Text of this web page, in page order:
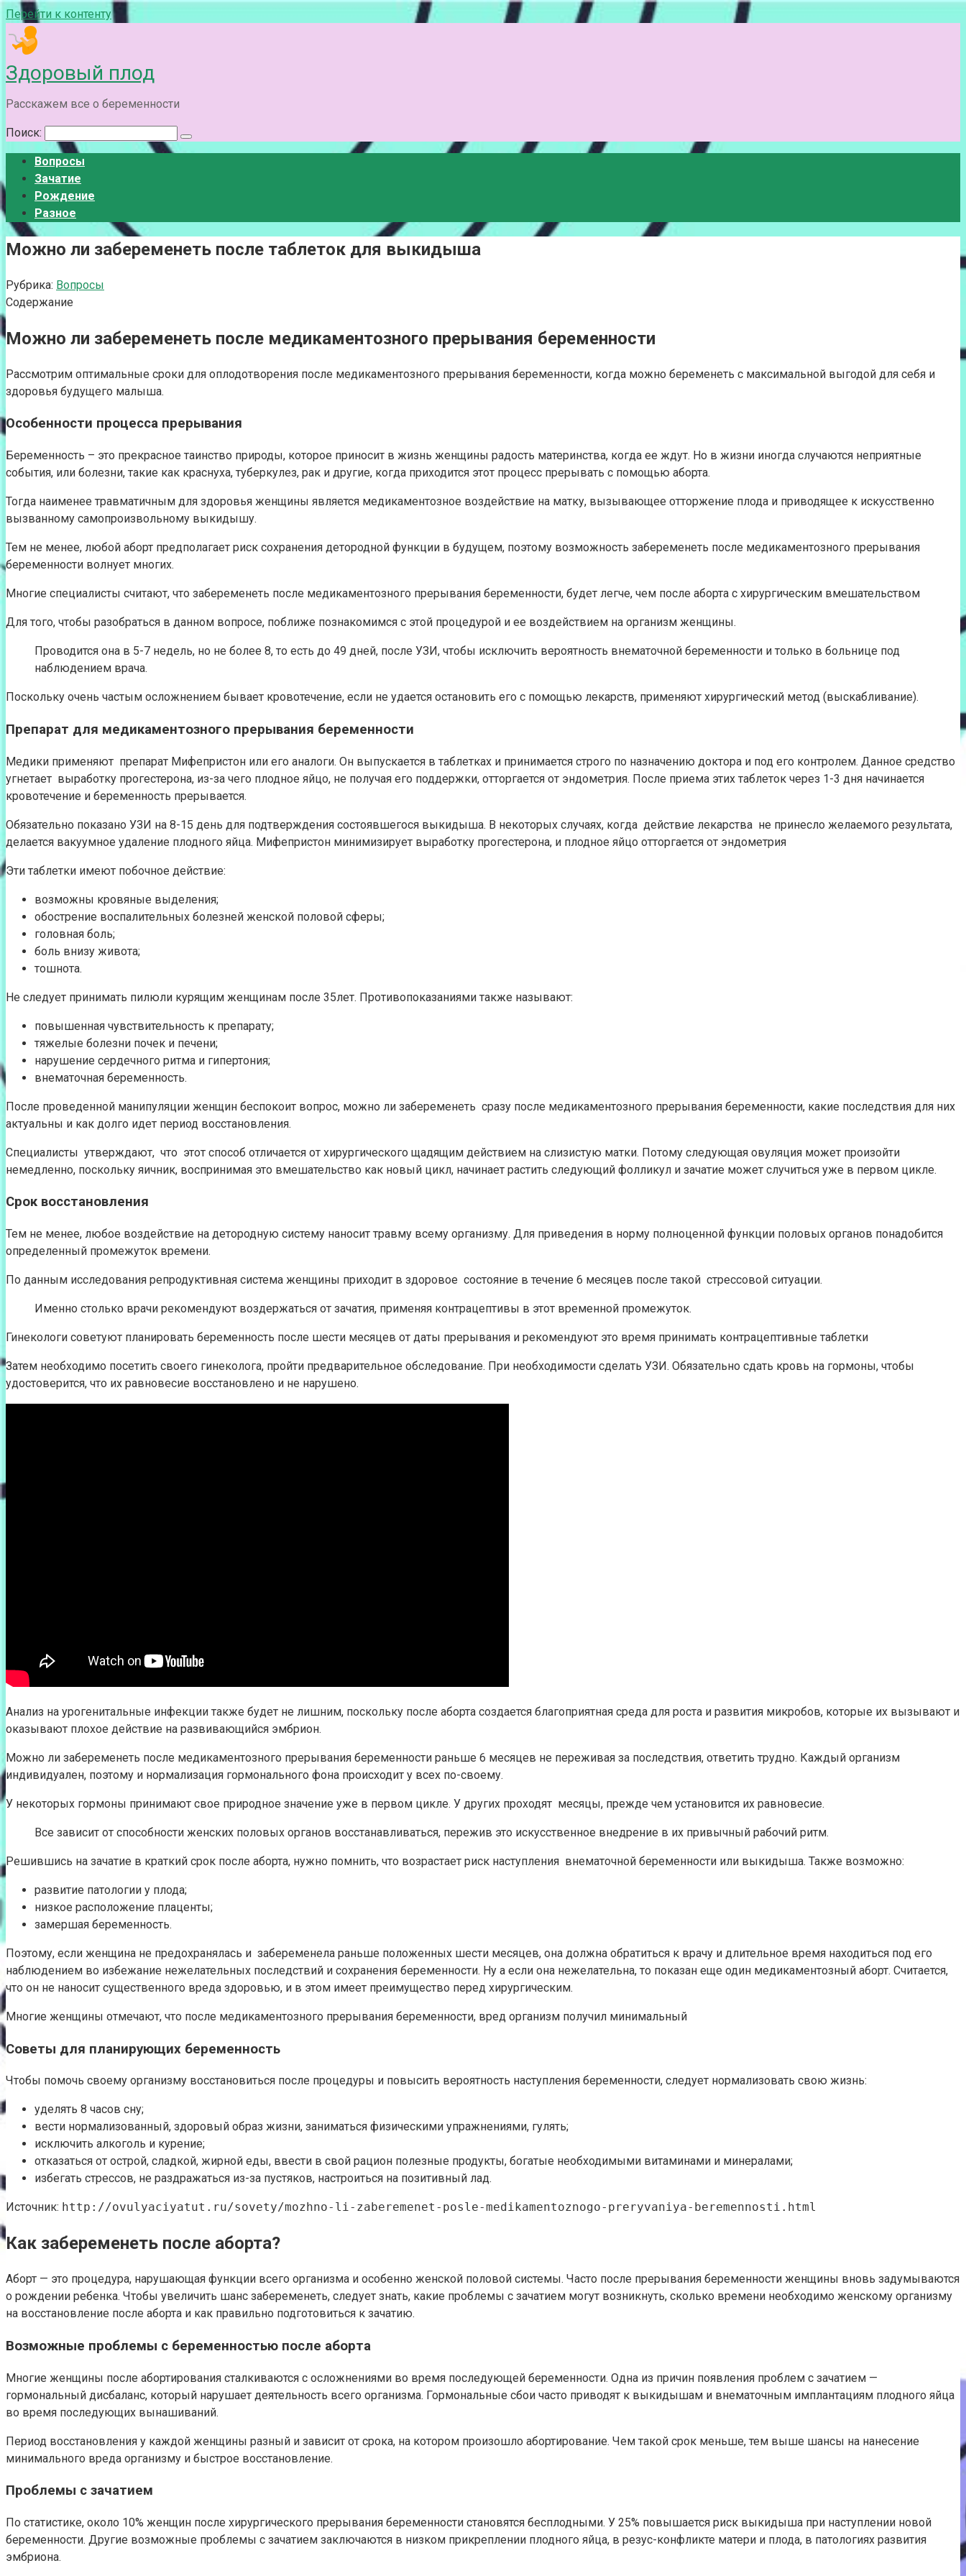
Перейти к контенту
Здоровый плод
Расскажем все о беременности
Поиск:
Вопросы
Зачатие
Рождение
Разное
Можно ли забеременеть после таблеток для выкидыша
Рубрика: Вопросы
Содержание
Можно ли забеременеть после медикаментозного прерывания беременности
Рассмотрим оптимальные сроки для оплодотворения после медикаментозного прерывания беременности, когда можно беременеть с максимальной выгодой для себя и
здоровья будущего малыша.
Особенности процесса прерывания
Беременность – это прекрасное таинство природы, которое приносит в жизнь женщины радость материнства, когда ее ждут. Но в жизни иногда случаются неприятные
события, или болезни, такие как краснуха, туберкулез, рак и другие, когда приходится этот процесс прерывать с помощью аборта.
Тогда наименее травматичным для здоровья женщины является медикаментозное воздействие на матку, вызывающее отторжение плода и приводящее к искусственно
вызванному самопроизвольному выкидышу.
Тем не менее, любой аборт предполагает риск сохранения детородной функции в будущем, поэтому возможность забеременеть после медикаментозного прерывания
беременности волнует многих.
Многие специалисты считают, что забеременеть после медикаментозного прерывания беременности, будет легче, чем после аборта с хирургическим вмешательством
Для того, чтобы разобраться в данном вопросе, поближе познакомимся с этой процедурой и ее воздействием на организм женщины.
Проводится она в 5-7 недель, но не более 8, то есть до 49 дней, после УЗИ, чтобы исключить вероятность внематочной беременности и только в больнице под
наблюдением врача.
Поскольку очень частым осложнением бывает кровотечение, если не удается остановить его с помощью лекарств, применяют хирургический метод (выскабливание).
Препарат для медикаментозного прерывания беременности
Медики применяют препарат Мифепристон или его аналоги. Он выпускается в таблетках и принимается строго по назначению доктора и под его контролем. Данное средство
угнетает выработку прогестерона, из-за чего плодное яйцо, не получая его поддержки, отторгается от эндометрия. После приема этих таблеток через 1-3 дня начинается
кровотечение и беременность прерывается.
Обязательно показано УЗИ на 8-15 день для подтверждения состоявшегося выкидыша. В некоторых случаях, когда действие лекарства не принесло желаемого результата,
делается вакуумное удаление плодного яйца. Мифепристон минимизирует выработку прогестерона, и плодное яйцо отторгается от эндометрия
Эти таблетки имеют побочное действие:
возможны кровяные выделения;
обострение воспалительных болезней женской половой сферы;
головная боль;
боль внизу живота;
тошнота.
Не следует принимать пилюли курящим женщинам после 35лет. Противопоказаниями также называют:
повышенная чувствительность к препарату;
тяжелые болезни почек и печени;
нарушение сердечного ритма и гипертония;
внематочная беременность.
После проведенной манипуляции женщин беспокоит вопрос, можно ли забеременеть сразу после медикаментозного прерывания беременности, какие последствия для них
актуальны и как долго идет период восстановления.
Специалисты утверждают, что этот способ отличается от хирургического щадящим действием на слизистую матки. Потому следующая овуляция может произойти
немедленно, поскольку яичник, воспринимая это вмешательство как новый цикл, начинает растить следующий фолликул и зачатие может случиться уже в первом цикле.
Срок восстановления
Тем не менее, любое воздействие на детородную систему наносит травму всему организму. Для приведения в норму полноценной функции половых органов понадобится
определенный промежуток времени.
По данным исследования репродуктивная система женщины приходит в здоровое состояние в течение 6 месяцев после такой стрессовой ситуации.
Именно столько врачи рекомендуют воздержаться от зачатия, применяя контрацептивы в этот временной промежуток.
Гинекологи советуют планировать беременность после шести месяцев от даты прерывания и рекомендуют это время принимать контрацептивные таблетки
Затем необходимо посетить своего гинеколога, пройти предварительное обследование. При необходимости сделать УЗИ. Обязательно сдать кровь на гормоны, чтобы
удостоверится, что их равновесие восстановлено и не нарушено.
Анализ на урогенитальные инфекции также будет не лишним, поскольку после аборта создается благоприятная среда для роста и развития микробов, которые их вызывают и
оказывают плохое действие на развивающийся эмбрион.
Можно ли забеременеть после медикаментозного прерывания беременности раньше 6 месяцев не переживая за последствия, ответить трудно. Каждый организм
индивидуален, поэтому и нормализация гормонального фона происходит у всех по-своему.
У некоторых гормоны принимают свое природное значение уже в первом цикле. У других проходят месяцы, прежде чем установится их равновесие.
Все зависит от способности женских половых органов восстанавливаться, пережив это искусственное внедрение в их привычный рабочий ритм.
Решившись на зачатие в краткий срок после аборта, нужно помнить, что возрастает риск наступления внематочной беременности или выкидыша. Также возможно:
развитие патологии у плода;
низкое расположение плаценты;
замершая беременность.
Поэтому, если женщина не предохранялась и забеременела раньше положенных шести месяцев, она должна обратиться к врачу и длительное время находиться под его
наблюдением во избежание нежелательных последствий и сохранения беременности. Ну а если она нежелательна, то показан еще один медикаментозный аборт. Считается,
что он не наносит существенного вреда здоровью, и в этом имеет преимущество перед хирургическим.
Многие женщины отмечают, что после медикаментозного прерывания беременности, вред организм получил минимальный
Советы для планирующих беременность
Чтобы помочь своему организму восстановиться после процедуры и повысить вероятность наступления беременности, следует нормализовать свою жизнь:
уделять 8 часов сну;
вести нормализованный, здоровый образ жизни, заниматься физическими упражнениями, гулять;
исключить алкоголь и курение;
отказаться от острой, сладкой, жирной еды, ввести в свой рацион полезные продукты, богатые необходимыми витаминами и минералами;
избегать стрессов, не раздражаться из-за пустяков, настроиться на позитивный лад.
Источник: http://ovulyaciyatut.ru/sovety/mozhno-li-zaberemenet-posle-medikamentoznogo-preryvaniya-beremennosti.html
Как забеременеть после аборта?
Аборт — это процедура, нарушающая функции всего организма и особенно женской половой системы. Часто после прерывания беременности женщины вновь задумываются
о рождении ребенка. Чтобы увеличить шанс забеременеть, следует знать, какие проблемы с зачатием могут возникнуть, сколько времени необходимо женскому организму
на восстановление после аборта и как правильно подготовиться к зачатию.
Возможные проблемы с беременностью после аборта
Многие женщины после абортирования сталкиваются с осложнениями во время последующей беременности. Одна из причин появления проблем с зачатием —
гормональный дисбаланс, который нарушает деятельность всего организма. Гормональные сбои часто приводят к выкидышам и внематочным имплантациям плодного яйца
во время последующих вынашиваний.
Период восстановления у каждой женщины разный и зависит от срока, на котором произошло абортирование. Чем такой срок меньше, тем выше шансы на нанесение
минимального вреда организму и быстрое восстановление.
Проблемы с зачатием
По статистике, около 10% женщин после хирургического прерывания беременности становятся бесплодными. У 25% повышается риск выкидыша при наступлении новой
беременности. Другие возможные проблемы с зачатием заключаются в низком прикреплении плодного яйца, в резус-конфликте матери и плода, в патологиях развития
эмбриона.